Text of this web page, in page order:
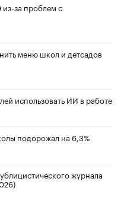
за проблем с
меню школ и детсадов
использовать ИИ в работе
подорожал на 6,3%
журнала